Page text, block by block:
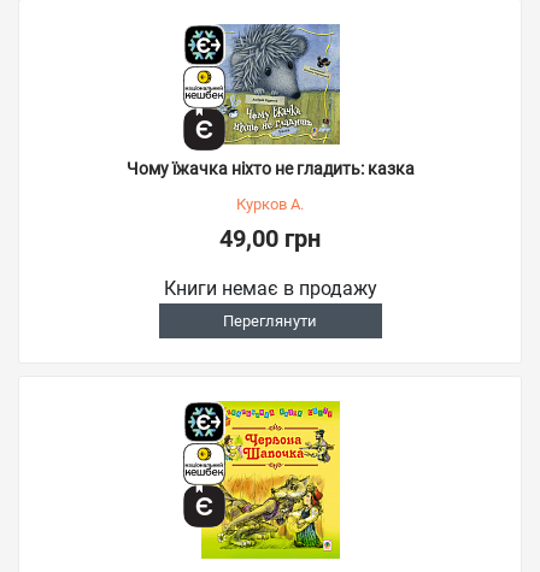
Чому їжачка ніхто не гладить: казка
Курков А.
49,00 грн
Книги немає в продажу
Переглянути